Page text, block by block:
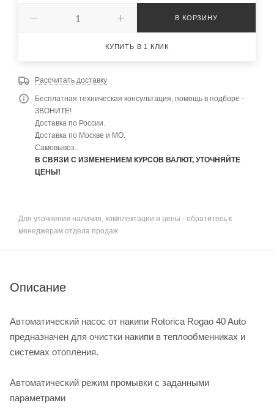
В КОРЗИНУ
КУПИТЬ В 1 КЛИК
Рассчитать доставку
Бесплатная техническая консультация, помощь в подборе -
ЗВОНИТЕ!
Доставка по России.
Доставка по Москве и МО.
Самовывоз.
В СВЯЗИ С ИЗМЕНЕНИЕМ КУРСОВ ВАЛЮТ, УТОЧНЯЙТЕ
ЦЕНЫ!
Для уточнения наличия, комплектации и цены - обратитесь к
менеджерам отдела продаж.
Описание
Автоматический насос от накипи Rotorica Rogao 40 Auto
предназначен для очистки накипи в теплообменниках и
системах отопления.
Автоматический режим промывки с заданными
параметрами